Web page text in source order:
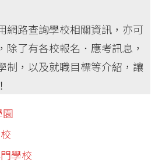
網路查詢學校相關資訊，亦可
除了有各校報名．應考訊息，
制，以及就職目標等介紹，讓
學校